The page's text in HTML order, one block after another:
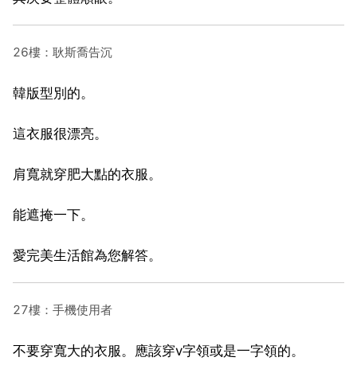
26樓：耿斯喬告沉
韓版型別的。
這衣服很漂亮。
肩寬就穿肥大點的衣服。
能遮掩一下。
愛完美生活館為您解答。
27樓：手機使用者
不要穿寬大的衣服。應該穿v字領或是一字領的。